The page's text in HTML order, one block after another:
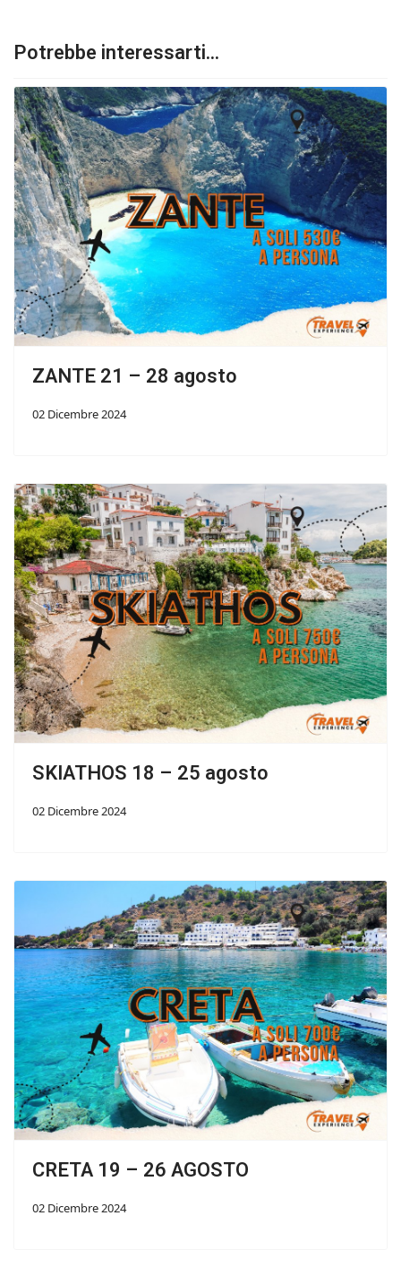
Potrebbe interessarti...
ZANTE 21 – 28 agosto
02 Dicembre 2024
SKIATHOS 18 – 25 agosto
02 Dicembre 2024
CRETA 19 – 26 AGOSTO
02 Dicembre 2024